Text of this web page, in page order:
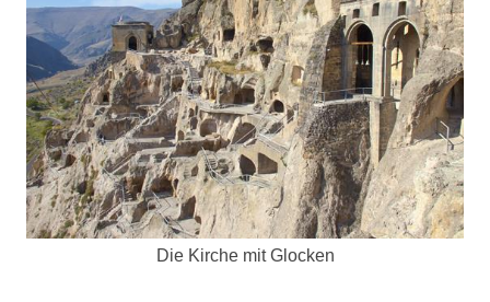
Die Kirche mit Glocken